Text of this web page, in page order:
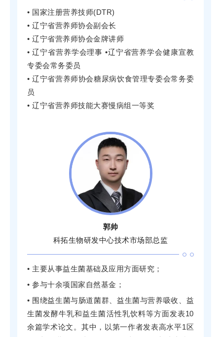
• 国家注册营养技师(DTR)
• 辽宁省营养师协会副会长
• 辽宁省营养师协会金牌讲师
• 辽宁省营养学会理事 •辽宁省营养学会健康宣教
专委会常务委员
• 辽宁省营养师协会糖尿病饮食管理专委会常务委
员
• 辽宁省营养师技能大赛慢病组一等奖
郭帅
科拓生物研发中心技术市场部总监
• 主要从事益生菌基础及应用方面研究；
• 参与十余项国家自然基金；
• 围绕益生菌与肠道菌群、益生菌与营养吸收、益
生菌发酵牛乳和益生菌活性乳饮料等方面发表10
余篇学术论文。其中，以第一作者发表高水平1区